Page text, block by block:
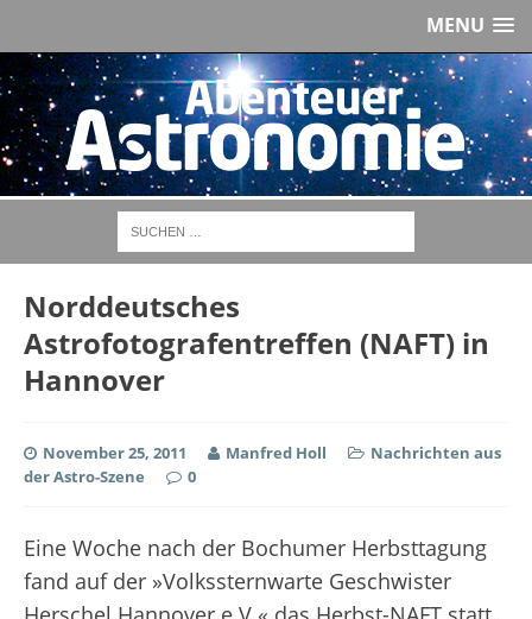
MENU
Norddeutsches
Astrofotografentreffen (NAFT) in
Hannover
November 25, 2011 Manfred Holl
Nachrichten aus
der Astro-Szene
0
Eine Woche nach der Bochumer Herbsttagung
fand auf der »Volkssternwarte Geschwister